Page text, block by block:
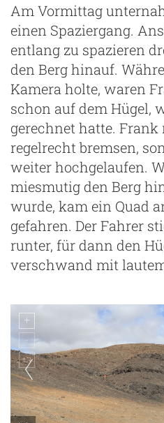
Am Vormittag
einen Spaziergang.
entlang zu spazieren
den Berg hinauf.
Kamera holte, waren
schon auf dem Hügel,
gerechnet hatte.
regelrecht bremsen,
weiter hochgelaufen.
miesmutig den Berg
wurde, kam ein Quad
gefahren. Der Fahrer
runter, für dann den
verschwand mit